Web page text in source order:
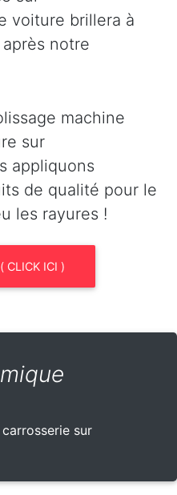
voiture brillera à
notre
machine
sur
appliquons
de qualité pour le
les rayures !
CLICK ICI )
sur